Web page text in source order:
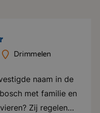
Drimmelen
naam in de
met familie en
Zij regelen